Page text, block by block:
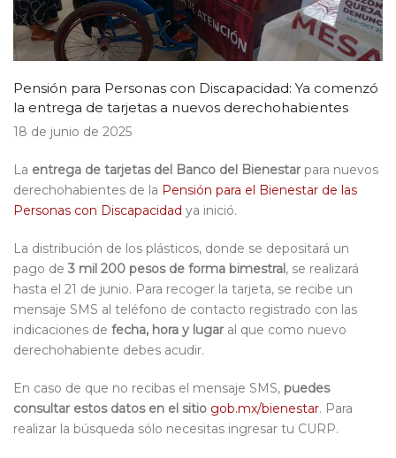
Pensión para Personas con Discapacidad: Ya comenzó
la entrega de tarjetas a nuevos derechohabientes
18 de junio de 2025
La entrega de tarjetas del Banco del Bienestarpara nuevos
derechohabientes de la Pensión para el Bienestar de las
Personas con Discapacidad ya inició.
La distribución de los plásticos, donde se depositará un
pago de 3 mil 200 pesos de forma bimestral , se realizará
hasta el 21 de junio. Para recoger la tarjeta, se recibe un
mensaje SMS al teléfono de contacto registrado con las
indicaciones de fecha, hora y lugaral que como nuevo
derechohabiente debes acudir.
En caso de que no recibas el mensaje SMS, puedes
consultar estos datos en el sitio gob.mx/bienestar. Para
realizar la búsqueda sólo necesitas ingresar tu CURP.